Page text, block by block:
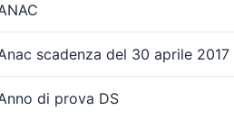
scadenza del 30 aprile 2017
di prova DS